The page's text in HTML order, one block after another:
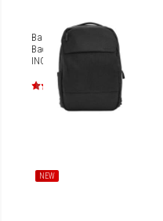
Balo Incase Crosstown
Backpack 20L IN-
INCO400801
NEW